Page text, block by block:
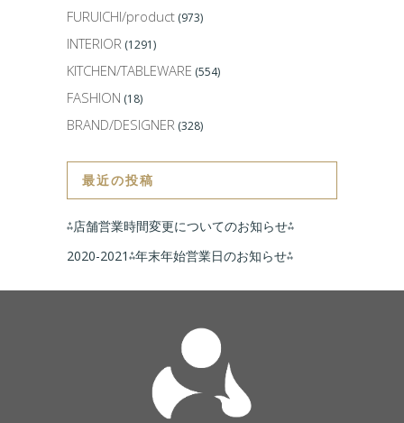
FURUICHI/product (973)
INTERIOR (1291)
KITCHEN/TABLEWARE (554)
FASHION (18)
BRAND/DESIGNER (328)
最近の投稿
⁂店舗営業時間変更についてのお知らせ⁂
2020-2021⁂年末年始営業日のお知らせ⁂